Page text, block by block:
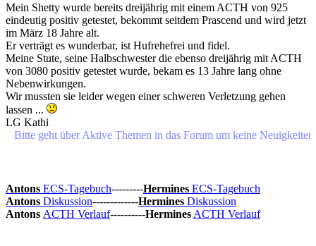
Mein Shetty wurde bereits dreijährig mit einem ACTH von 925
eindeutig positiv getestet, bekommt seitdem Prascend und wird jetzt
im März 18 Jahre alt.
Er verträgt es wunderbar, ist Hufrehefrei und fidel.
Meine Stute, seine Halbschwester die ebenso dreijährig mit ACTH
von 3080 positiv getestet wurde, bekam es 13 Jahre lang ohne
Nebenwirkungen.
Wir mussten sie leider wegen einer schweren Verletzung gehen
lassen ...
LG Kathi
geht über Aktive Themen in das Forum um keine Neuigkeiten oder
Antons ECS-Tagebuch---------Hermines ECS-Tagebuch
Antons Diskussion-------------Hermines Diskussion
Antons ACTH Verlauf----------Hermines ACTH Verlauf